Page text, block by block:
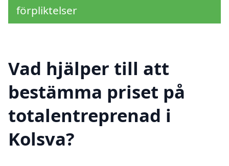
förpliktelser
Vad hjälper till att
bestämma priset på
totalentreprenad i
Kolsva?